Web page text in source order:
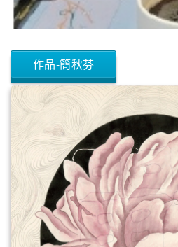
作品-簡秋芬